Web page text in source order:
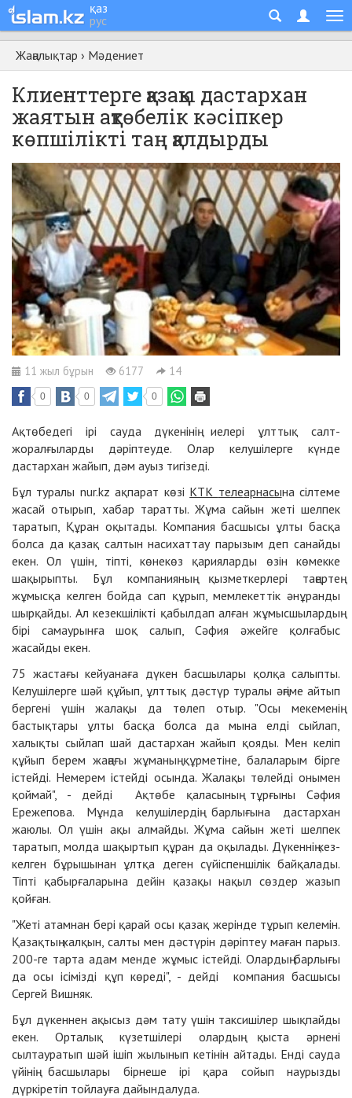
қаз
рус
Жаңалықтар › Мәдениет
Клиенттерге қазақы дастархан
жаятын ақтөбелік кәсіпкер
көпшілікті таң қалдырды
11 жыл бұрын 6177 14
0 0 0
Ақтөбедегі ірі сауда дүкенінің иелері ұлттық салт-
жоралғыларды дәріптеуде. Олар келушілерге күнде
дастархан жайып, дәм ауыз тигізеді.
Бұл туралы nur.kz ақпарат көзі КТК телеарнасына сілтеме
жасай отырып, хабар таратты. Жұма сайын жеті шелпек
таратып, Құран оқытады. Компания басшысы ұлты басқа
болса да қазақ салтын насихаттау парызым деп санайды
екен. Ол үшін, тіпті, көнекөз қарияларды өзін көмекке
шақырыпты. Бұл компанияның қызметкерлері таңертең
жұмысқа келген бойда сап құрып, мемлекеттік әнұранды
шырқайды. Ал кезекшілікті қабылдап алған жұмысшылардың
бірі самаурынға шоқ салып, Сәфия әжейге қолғабыс
жасайды екен.
75 жастағы кейуанаға дүкен басшылары қолқа салыпты.
Келушілерге шәй құйып, ұлттық дәстүр туралы әңгіме айтып
бергені үшін жалақы да төлеп отыр. "Осы мекеменің
бастықтары ұлты басқа болса да мына елді сыйлап,
халықты сыйлап шай дастархан жайып қояды. Мен келіп
құйып берем жаңағы жұманың құрметіне, балаларым бірге
істейді. Немерем істейді осында. Жалақы төлейді онымен
қоймай", - дейді Ақтөбе қаласының тұрғыны Сәфия
Ережепова. Мұнда келушілердің барлығына дастархан
жаюлы. Ол үшін ақы алмайды. Жұма сайын жеті шелпек
таратып, молда шақыртып құран да оқылады. Дүкеннің кез-
келген бұрышынан ұлтқа деген сүйіспеншілік байқалады.
Тіпті қабырғаларына дейін қазақы нақыл сөздер жазып
қойған.
"Жеті атамнан бері қарай осы қазақ жерінде тұрып келемін.
Қазақтың халқын, салты мен дәстүрін дәріптеу маған парыз.
200-ге тарта адам менде жұмыс істейді. Олардың барлығы
да осы ісімізді құп көреді", - дейді компания басшысы
Сергей Вишняк.
Бұл дүкеннен ақысыз дәм тату үшін таксишілер шықпайды
екен. Орталық күзетшілері олардың қыста әрнені
сылтауратып шәй ішіп жылынып кетінін айтады. Енді сауда
үйінің басшылары бірнеше ірі қара сойып наурызды
дүркіретіп тойлауға дайындалуда.